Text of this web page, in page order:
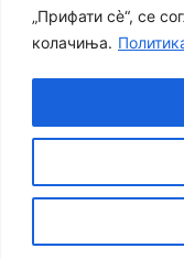
„Прифати сè“, се
колачиња.
за заштита на
Економија и
| Developed by:Unet